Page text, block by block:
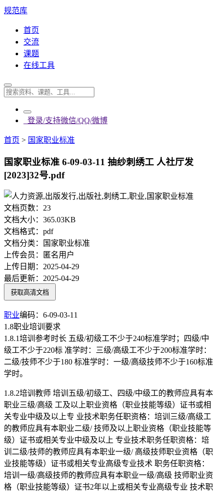
规范库
首页
交流
课题
在线工具
登录/支持微信/QQ/微博
首页 > 国家职业标准
国家职业标准 6-09-03-11 抽纱刺绣工 人社厅发
[2023]32号.pdf
文档页数： 23
文档大小： 365.03KB
文档格式： pdf
文档分类：
国家职业标准
上传会员：
匿名用户
上传日期： 2025-04-29
最后更新： 2025-04-29
获取高清文档
职业编码：6-09-03-11
1.8职业培训要求
1.8.1培训参考时长 五级/初级工不少于240标准学时；四级/中
级工不少于220标 准学时：三级/高级工不少于200标准学时：
二级/技师不少于180 标准学时：一级/高级技师不少于160标准
学时。
1.8.2培训教师 培训五级/初级工、四级/中级工的教师应具有本
职业三级/高级 工及以上职业资格（职业技能等级）证书或相
关专业中级及以上专 业技术职务任职资格：培训三级/高级工
的教师应具有本职业二级/ 技师及以上职业资格（职业技能等
级）证书或相关专业中级及以上 专业技术职务任职资格：培
训二级/技师的教师应具有本职业一级/ 高级技师职业资格（职
业技能等级）证书或相关专业高级专业技术 职务任职资格：
培训一级/高级技师的教师应具有本职业一级/高级 技师职业资
格（职业技能等级）证书2年以上或相关专业高级专业 技术职